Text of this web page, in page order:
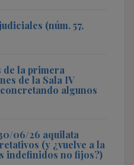
(núm. 57,
de la primera
de la Sala IV
algunos
06/26 aquilata
(y ¿vuelve a la
indefinidos no fijos?)